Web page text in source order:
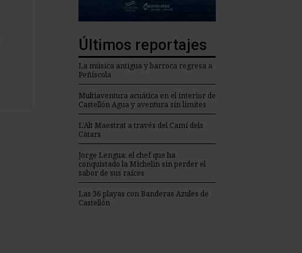
Últimos reportajes
La música antigua y barroca regresa a
Peñíscola
Multiaventura acuática en el interior de
Castellón Agua y aventura sin limites
L’Alt Maestrat a través del Camí dels
Càtars
Jorge Lengua: el chef que ha
conquistado la Michelin sin perder el
sabor de sus raíces
Las 36 playas con Banderas Azules de
Castellón